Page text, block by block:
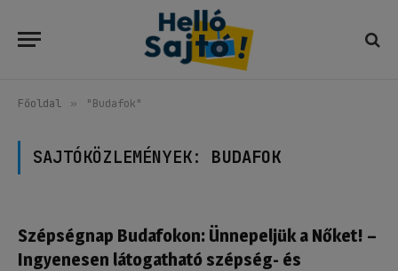
Főoldal » "Budafok"
SAJTÓKÖZLEMÉNYEK: BUDAFOK
Szépségnap Budafokon: Ünnepeljük a Nőket! –
Ingyenesen látogatható szépség- és